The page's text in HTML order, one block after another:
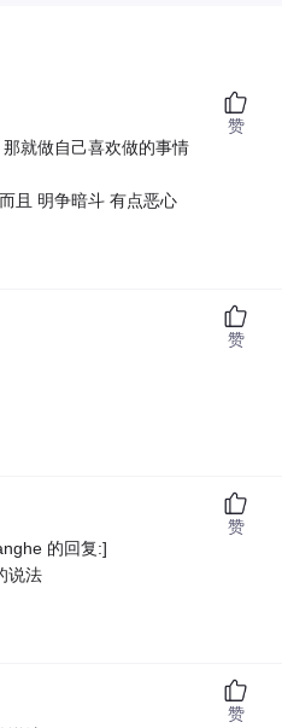
就做自己喜欢做的事情
且 明争暗斗 有点恶心
赞
赞
的回复:]
说法
赞
赞